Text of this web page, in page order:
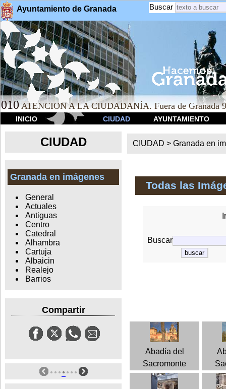
Ayuntamiento de Granada Buscar
010 ATENCION A LA CIUDADANÍA. Fuera de Granada
INICIO CIUDAD AYUNTAMIENTO
CIUDAD
Granada en imágenes
General
Actuales
Antiguas
Centro
Catedral
Alhambra
Cartuja
Albaicin
Realejo
Barrios
Compartir
CIUDAD >Granada en
Todas las
Buscar
Abadía del
Sacromonte